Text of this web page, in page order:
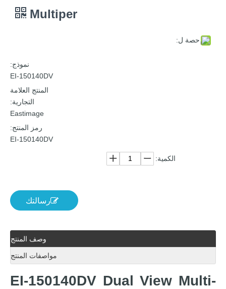
Multiper
حصة ل:
نموذج:
EI-150140DV
المنتج العلامة
التجارية:
Eastimage
رمز المنتج:
EI-150140DV
الكمية:
رسالتك
وصف المنتج
مواصفات المنتج
EI-150140DV Dual View Multi-